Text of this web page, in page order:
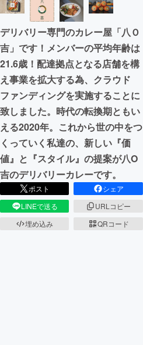
CAMPFIRE for Social Good
CAMPFIREふるさと納税
デリバリー専門のカレー屋「八Ｏ
吉」です！メンバーの平均年齢は
21.6歳！配達拠点となる店舗を構
え事業を拡大する為、クラウド
ファンディングを実施することに
致しました。時代の転換期ともい
える2020年。これから世の中をつ
くっていく私達の、新しい『価
値』と『スタイル』の提案が八O
吉のデリバリーカレーです。
ポスト
シェア
LINEで送る
URLコピー
埋め込み
QRコード